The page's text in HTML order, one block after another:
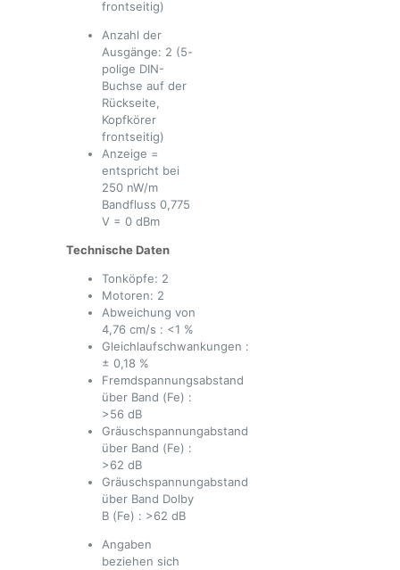
frontseitig)
Anzahl der
Ausgänge: 2 (5-
polige DIN-
Buchse auf der
Rückseite,
Kopfkörer
frontseitig)
Anzeige =
entspricht bei
250 nW/m
Bandfluss 0,775
V = 0 dBm
Technische Daten
Tonköpfe: 2
Motoren: 2
Abweichung von
4,76 cm/s : <1 %
Gleichlaufschwankungen :
± 0,18 %
Fremdspannungsabstand
über Band (Fe) :
>56 dB
Gräuschspannungabstand
über Band (Fe) :
>62 dB
Gräuschspannungabstand
über Band Dolby
B (Fe) : >62 dB
Angaben
beziehen sich